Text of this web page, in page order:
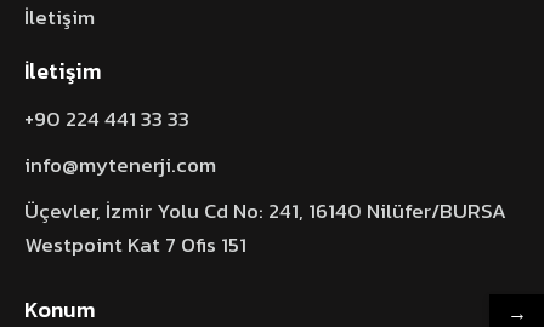
İletişim
İletişim
+90 224 441 33 33
info@mytenerji.com
Üçevler, İzmir Yolu Cd No: 241, 16140 Nilüfer/BURSA
Westpoint Kat 7 Ofis 151
Konum →